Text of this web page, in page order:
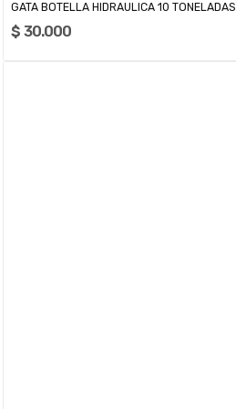
GATA BOTELLA HIDRAULICA 10 TONELADAS
$ 30.000